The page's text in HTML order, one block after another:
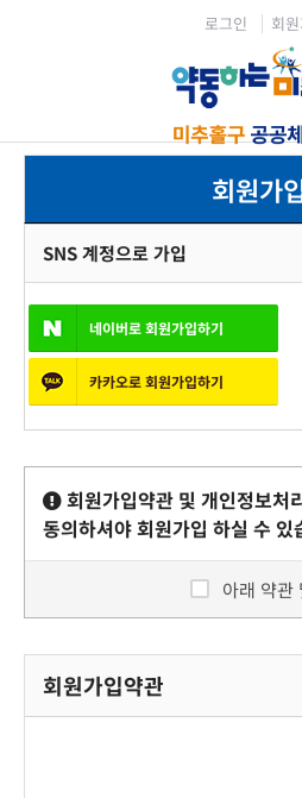
로그인 회
회원가
SNS 계정으로 가입
네이버로 회원가입하기
카카오로 회원가입하기
회원가입약관 및 개인정보처
동의하셔야 회원가입 하실 수 있
아래 약관
회원가입약관